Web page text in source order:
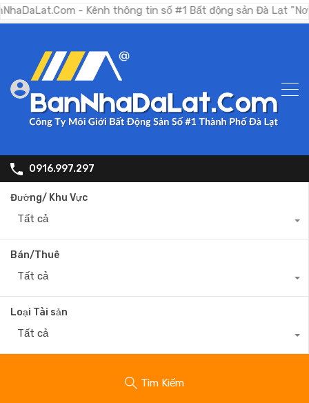
- Kênh thông tin số #1 Bất động sản Đà Lạt "Nơi bạn
0916.997.297
Đường/ Khu Vực
Tất cả
Bán/Thuê
Tất cả
Loại Tài sản
Tất cả
Tìm Kiếm